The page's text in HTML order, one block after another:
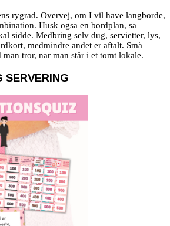
rygrad. Overvej, om I vil have langborde,
Husk også en bordplan, så
sidde. Medbring selv dug, servietter, lys,
medmindre andet er aftalt. Små
tror, når man står i et tomt lokale.
SERVERING